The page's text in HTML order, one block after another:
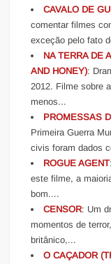
CAVALO DE
comentar filmes
exceção pelo fato
NA TERRA DE
AND HONEY):
2012. Filme sobre
menos...
PROMESSAS
Primeira Guerra
civis foram dados
ROGUE AGENT
este filme, a
bom....
CENSOR: Um
momentos de
britânico,...
O CAÇADOR